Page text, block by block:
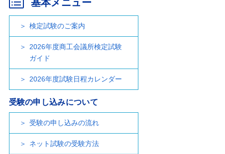
基本メニュー
検定試験のご案内
2026年度商工会議所検定試験
ガイド
2026年度試験日程カレンダー
受験の申し込みについて
受験の申し込みの流れ
ネット試験の受験方法